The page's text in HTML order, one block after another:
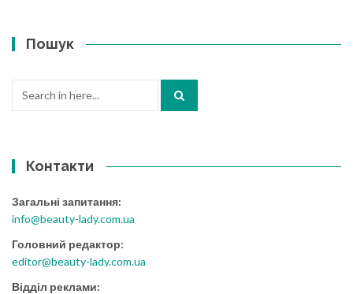
Пошук
Контакти
Загальні запитання:
info@beauty-lady.com.ua
Головний редактор:
editor@beauty-lady.com.ua
Відділ реклами: